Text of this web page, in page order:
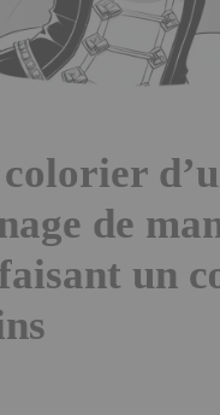
colorier
de
un